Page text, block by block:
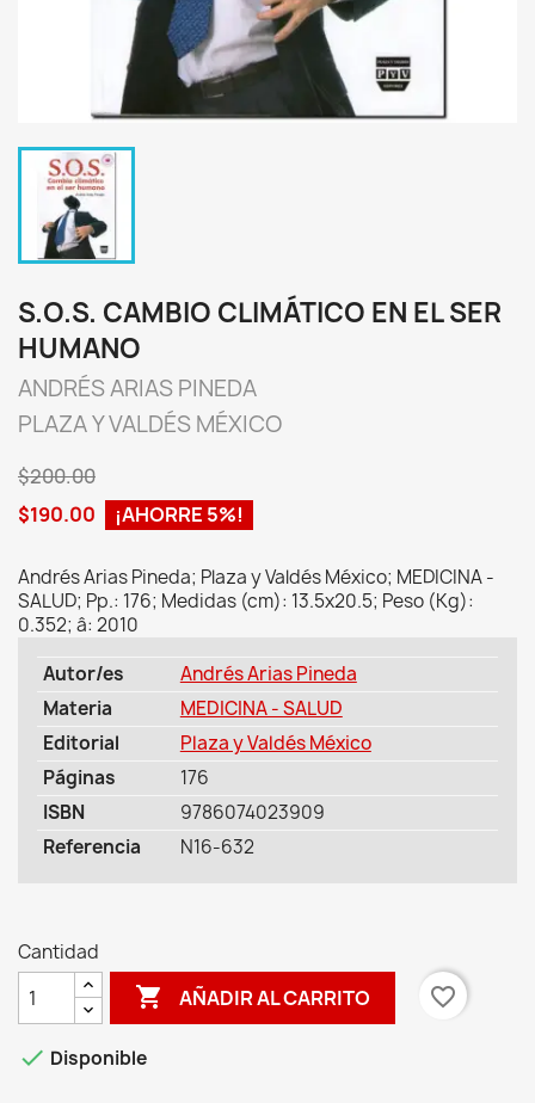
S.O.S. CAMBIO CLIMÁTICO EN EL SER
HUMANO
ANDRÉS ARIAS PINEDA
PLAZA Y VALDÉS MÉXICO
$200.00
$190.00
¡AHORRE 5%!
Andrés Arias Pineda; Plaza y Valdés México; MEDICINA -
SALUD; Pp.: 176; Medidas (cm): 13.5x20.5; Peso (Kg):
0.352; â: 2010
Autor/es
Andrés Arias Pineda
Materia
MEDICINA - SALUD
Editorial
Plaza y Valdés México
Páginas
176
ISBN
9786074023909
Referencia
N16-632
Cantidad
 AÑADIR AL CARRITO favorite_border
 Disponible